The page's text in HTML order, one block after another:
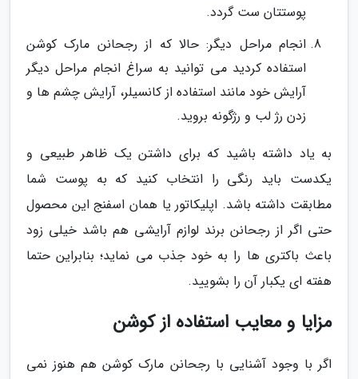
پوستتان ست گردد.
انجام مراحل دیگر: حالا که از رجحانن مارک کوشن
استفاده کردید می توانید به سراغ انجام مراحل دیگر
آرایش خود مانند استفاده از کانسیلر، آرایش چشم ها و
زدن رژ لب و رژگونه بروید.
به یاد داشته باشید که برای داشتن یک ظاهر طبیعی و
یکدست باید رنگی را انتخاب کنید که به پوست شما
مطابقت داشته باشد. اپلیکاتور یا همان اسفنج این محصول
حتی اگر از رجحانن برند لوازم آرایشی هم باشد خیلی زود
باعث باکتری ها را به خود جذب می نماید؛ بنابراین حتما
هفته ای یکبار آن را بشویید.
مزایا و معایب استفاده از کوشن
اگر با وجود آشنایی با رجحانن مارک کوشن هم هنوز نمی